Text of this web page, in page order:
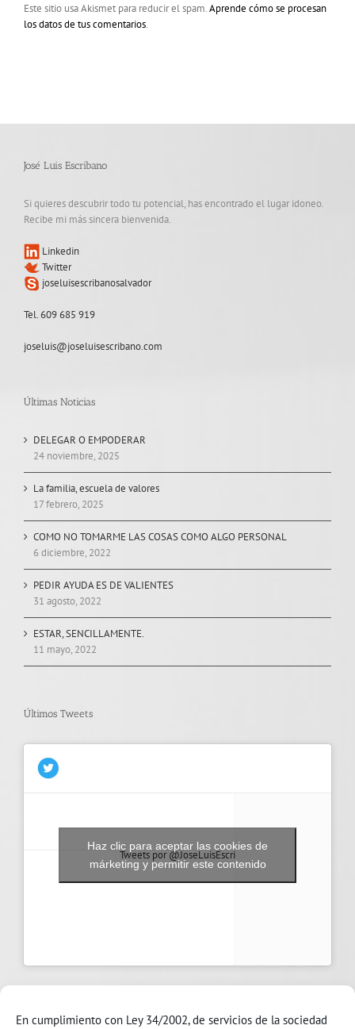
En cumplimiento con Ley 34/2002, de servicios de la sociedad
Este sitio usa Akismet para reducir el spam.Aprende cómo se procesan
los datos de tus comentarios.
José Luis Escribano
Si quieres descubrir todo tu potencial, has encontrado el lugar idoneo.
Recibe mi más sincera bienvenida.
Linkedin
Twitter
joseluisescribanosalvador
Tel. 609 685 919
joseluis@joseluisescribano.com
Últimas Noticias
DELEGAR O EMPODERAR
24 noviembre, 2025
La familia, escuela de valores
17 febrero, 2025
COMO NO TOMARME LAS COSAS COMO ALGO PERSONAL
6 diciembre, 2022
PEDIR AYUDA ES DE VALIENTES
31 agosto, 2022
ESTAR, SENCILLAMENTE.
11 mayo, 2022
Últimos Tweets
Tweets por @JoseLuisEscri
Haz clic para aceptar las cookies de
márketing y permitir este contenido